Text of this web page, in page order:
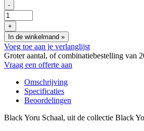
-
Black
Yoru
Schaal
19
x
15
x
+
In de winkelmand »
Voeg toe aan je verlanglijst
Groter aantal, of combinatiebestelling van
Vraag een offerte aan
Omschrijving
Specificaties
Beoordelingen
Black Yoru Schaal, uit de collectie Black